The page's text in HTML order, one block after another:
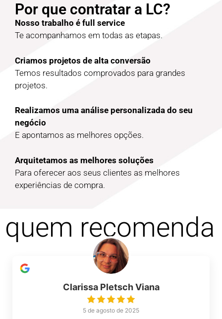
Por que contratar a LC?
Nosso trabalho é full service
Te acompanhamos em todas as etapas.
Criamos projetos de alta conversão
Temos resultados comprovados para grandes
projetos.
Realizamos uma análise personalizada do seu
negócio
E apontamos as melhores opções.
Arquitetamos as melhores soluções
Para oferecer aos seus clientes as melhores
experiências de compra.
quem recomenda
Clarissa Pletsch Viana
5 de agosto de 2025